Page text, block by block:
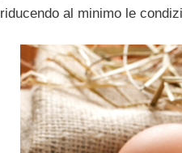
riducendo al minimo le